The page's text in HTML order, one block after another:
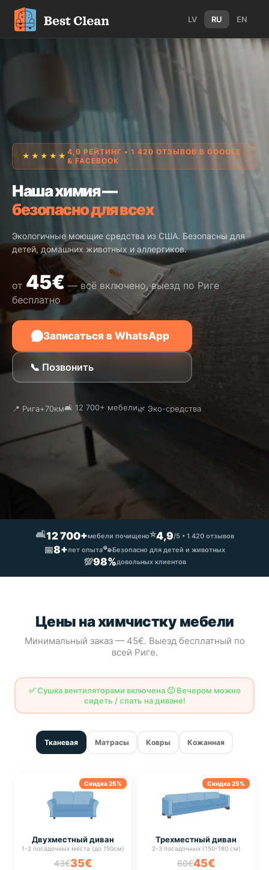
LV RU EN
★★★★★ 4,9 РЕЙТИНГ • 1 420 ОТЗЫВОВ В GOOGLE
& FACEBOOK
Наша химия —
безопасно для всех
Экологичные моющие средства из США. Безопасны для
детей, домашних животных и аллергиков.
от 45€ — всё включено, выезд по Риге
бесплатно
Записаться в WhatsApp
📞 Позвонить
📍 Рига+70км🛋️ 12 700+ мебели🌿 Эко-средства
🛋️12 700+мебели почищено⭐4,9/5 • 1 420 отзывов
📅8+лет опыта🐾Безопасно для детей и животных
💯98%довольных клиентов
Цены на химчистку мебели
Минимальный заказ — 45€. Выезд бесплатный по
всей Риге.
✅ Сушка вентиляторами включена 🙂 Вечером можно
сидеть / спать на диване!
Тканевая Матрасы Ковры Кожанная
Скидка 25%
Двухместный диван
1-2 посадочных места (до 150см)
43€35€
Скидка 25%
Трехместный диван
2-3 посадочных (150-180 см)
60€45€